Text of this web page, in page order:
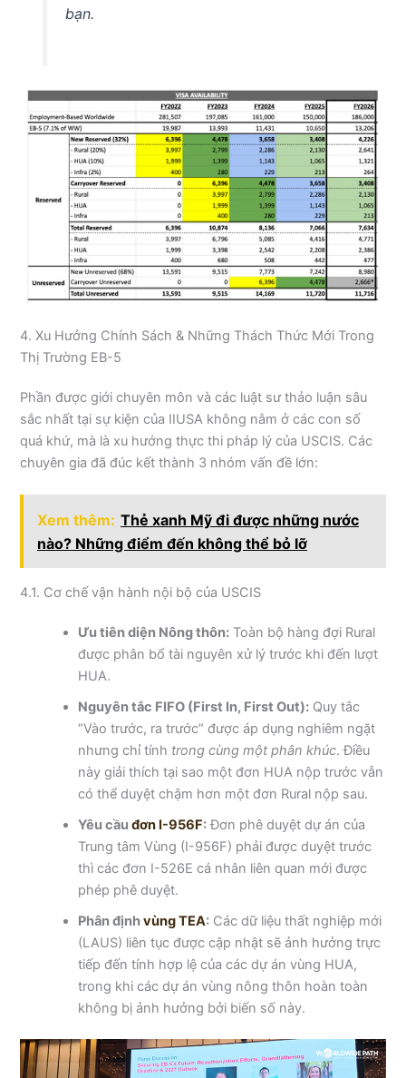
bạn.
4. Xu Hướng Chính Sách & Những Thách Thức Mới Trong
Thị Trường EB-5
Phần được giới chuyên môn và các luật sư thảo luận sâu
sắc nhất tại sự kiện của IIUSA không nằm ở các con số
quá khứ, mà là xu hướng thực thi pháp lý của USCIS. Các
chuyên gia đã đúc kết thành 3 nhóm vấn đề lớn:
Xem thêm: Thẻ xanh Mỹ đi được những nước
nào? Những điểm đến không thể bỏ lỡ
4.1. Cơ chế vận hành nội bộ của USCIS
Ưu tiên diện Nông thôn: Toàn bộ hàng đợi Rural
được phân bổ tài nguyên xử lý trước khi đến lượt
HUA.
Nguyên tắc FIFO (First In, First Out): Quy tắc
“Vào trước, ra trước” được áp dụng nghiêm ngặt
nhưng chỉ tính trong cùng một phân khúc. Điều
này giải thích tại sao một đơn HUA nộp trước vẫn
có thể duyệt chậm hơn một đơn Rural nộp sau.
Yêu cầuđơn I-956F:Đơn phê duyệt dự án của
Trung tâm Vùng (I-956F) phải được duyệt trước
thì các đơn I-526E cá nhân liên quan mới được
phép phê duyệt.
Phân địnhvùng TEA: Các dữ liệu thất nghiệp mới
(LAUS) liên tục được cập nhật sẽ ảnh hưởng trực
tiếp đến tính hợp lệ của các dự án vùng HUA,
trong khi các dự án vùng nông thôn hoàn toàn
không bị ảnh hưởng bởi biến số này.